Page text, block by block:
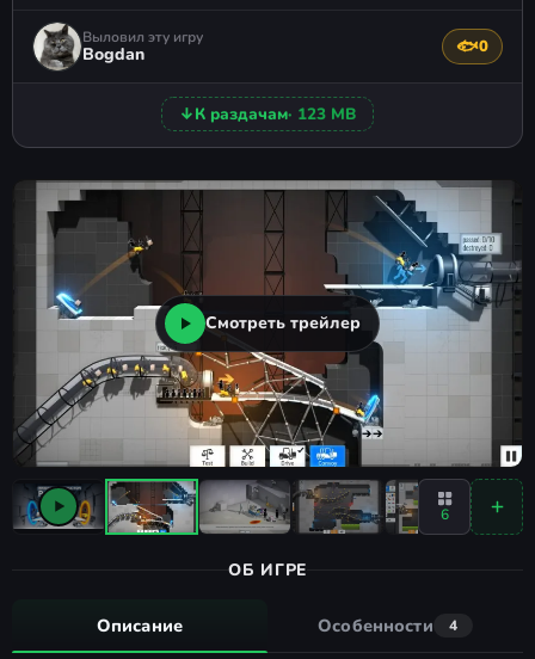
Выловил эту игру
Bogdan 🐟0
↓К раздачам· 123 MB
Смотреть трейлер
6
ОБ ИГРЕ
Описание Особенности 4